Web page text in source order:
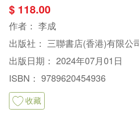
$ 118.00
作者： 李成
出版社： 三聯書店(香港)有限公
出版日期： 2024年07月01日
ISBN： 9789620454936
收藏